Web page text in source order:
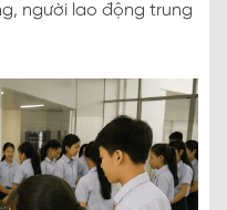
người lao động trung